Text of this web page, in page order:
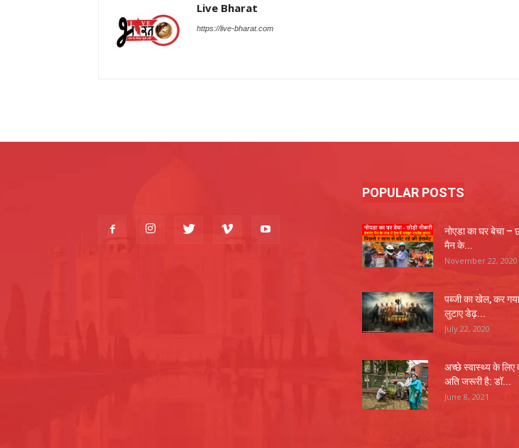
Live Bharat
https://live-bharat.com
POPULAR POSTS
नोएडा का घर बेचा –
मैन के...
November 22, 2020
पब्जी का खेल, कर
लुटाए डेढ़...
July 22, 2020
अच्छे स्वास्थ्य के लिए
अति जरूरी है: डॉ...
June 8, 2021